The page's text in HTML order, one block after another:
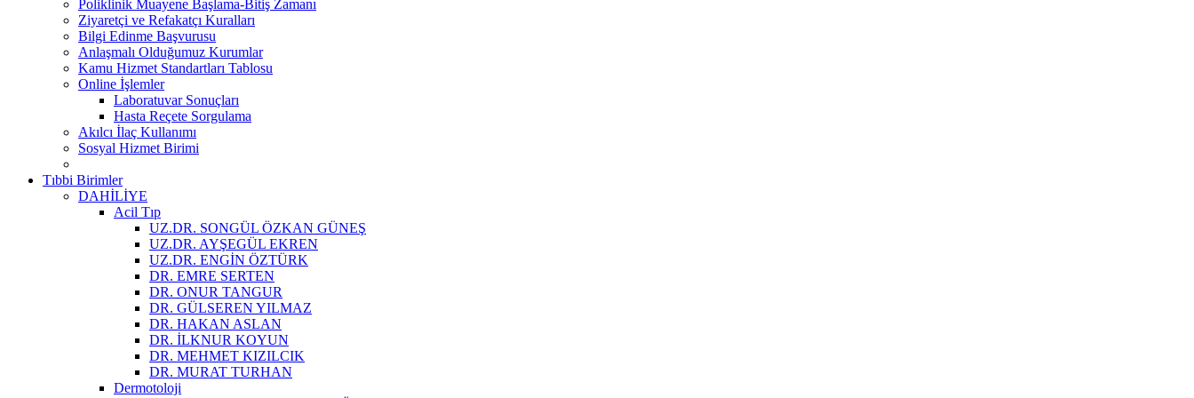
Poliklinik Muayene Başlama-Bitiş Zamanı
Ziyaretçi ve Refakatçı Kuralları
Bilgi Edinme Başvurusu
Anlaşmalı Olduğumuz Kurumlar
Kamu Hizmet Standartları Tablosu
Online İşlemler
Laboratuvar Sonuçları
Hasta Reçete Sorgulama
Akılcı İlaç Kullanımı
Sosyal Hizmet Birimi
Tıbbi Birimler
DAHİLİYE
Acil Tıp
UZ.DR. SONGÜL ÖZKAN GÜNEŞ
UZ.DR. AYŞEGÜL EKREN
UZ.DR. ENGİN ÖZTÜRK
DR. EMRE SERTEN
DR. ONUR TANGUR
DR. GÜLSEREN YILMAZ
DR. HAKAN ASLAN
DR. İLKNUR KOYUN
DR. MEHMET KIZILCIK
DR. MURAT TURHAN
Dermotoloji